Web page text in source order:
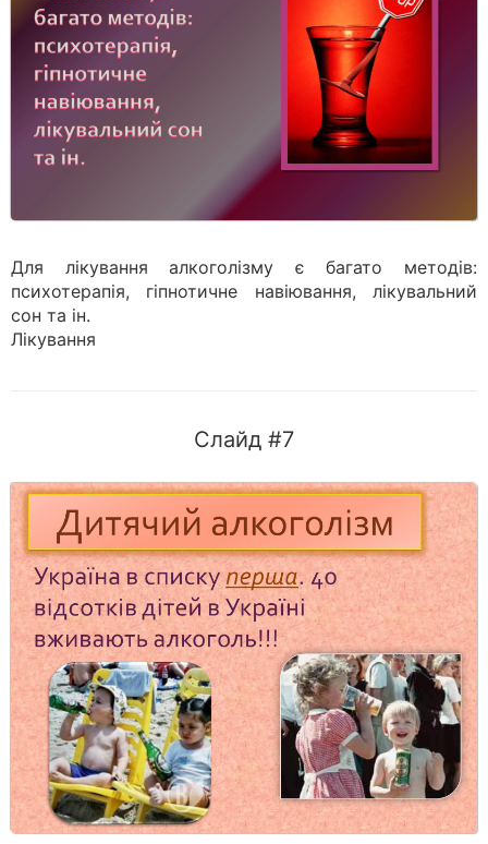
Для лікування алкоголізму є багато методів:
психотерапія, гіпнотичне навіювання, лікувальний
сон та ін.
Лікування
Слайд #7